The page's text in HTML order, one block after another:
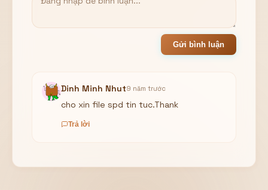
Gửi bình luận
Dinh Minh Nhut9 năm trước
cho xin file spd tin tuc.Thank
Trả lời